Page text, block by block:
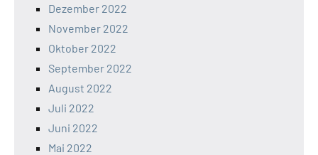
Dezember 2022
November 2022
Oktober 2022
September 2022
August 2022
Juli 2022
Juni 2022
Mai 2022